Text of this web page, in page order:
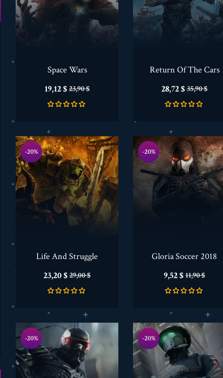
Space Wars
Precio
19,12 $Precio
23,90 $
Return Of The Cars
Precio
28,72 $Precio
35,90 $
-20%
Life And Struggle
Precio
23,20 $Precio
29,00 $
-20%
Gloria Soccer 2018
Precio
9,52 $Precio
11,90 $
-20% -20%